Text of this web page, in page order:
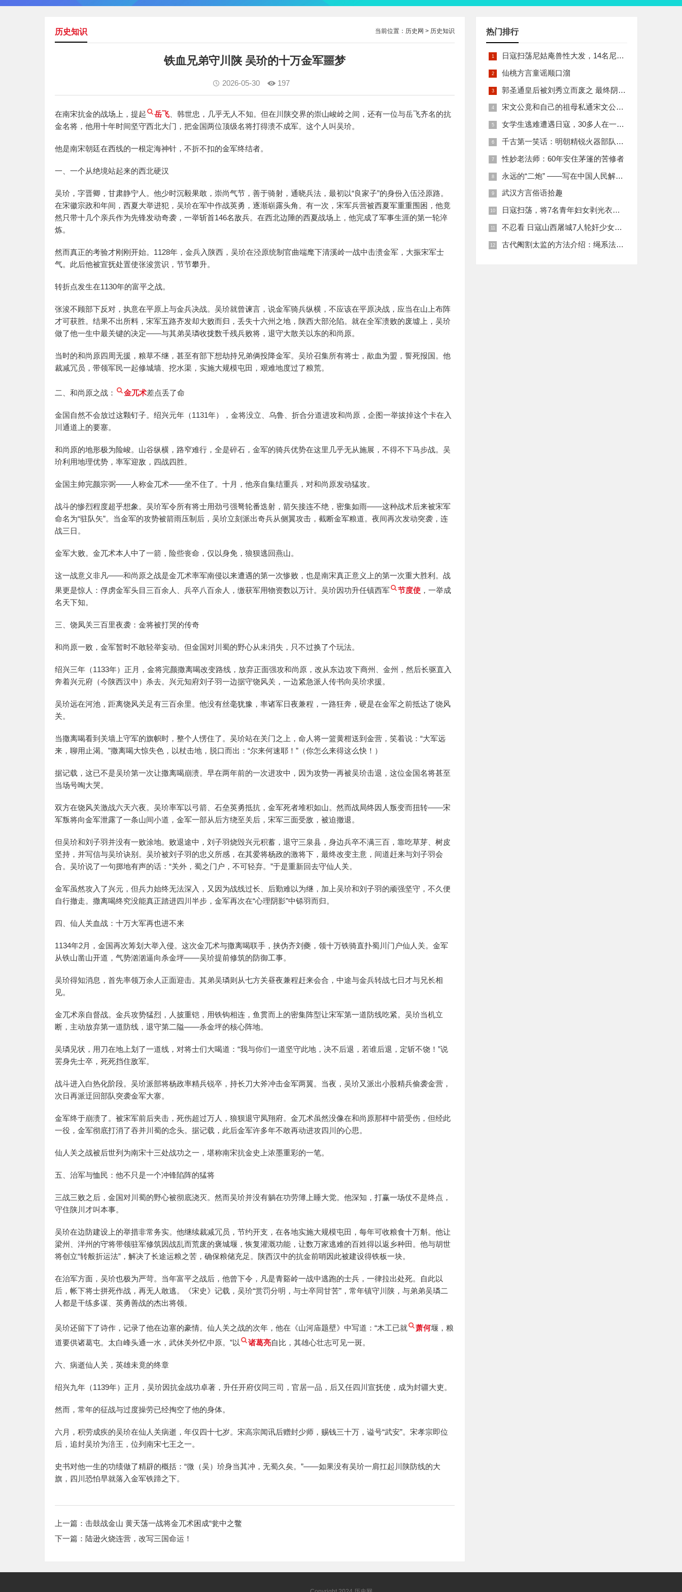
当前位置： 历史网 > 历史知识
历史知识
铁血兄弟守川陕 吴玠的十万金军噩梦
2026-05-30 197
在南宋抗金的战场上，提起 岳飞 、韩世忠，几乎无人不知。但在川陕交界的崇山峻岭之间，还有一位与岳飞齐名的抗
金名将，他用十年时间坚守西北大门，把金国两位顶级名将打得溃不成军。这个人叫吴玠。
他是南宋朝廷在西线的一根定海神针，不折不扣的金军终结者。
一、一个从绝境站起来的西北硬汉
吴玠，字晋卿，甘肃静宁人。他少时沉毅果敢，崇尚气节，善于骑射，通晓兵法，最初以“良家子”的身份入伍泾原路。
在宋徽宗政和年间，西夏大举进犯，吴玠在军中作战英勇，逐渐崭露头角。有一次，宋军兵营被西夏军重重围困，他竟
然只带十几个亲兵作为先锋发动奇袭，一举斩首146名敌兵。在西北边陲的西夏战场上，他完成了军事生涯的第一轮淬
炼。
然而真正的考验才刚刚开始。1128年，金兵入陕西，吴玠在泾原统制官曲端麾下清溪岭一战中击溃金军，大振宋军士
气。此后他被宣抚处置使张浚赏识，节节攀升。
转折点发生在1130年的富平之战。
张浚不顾部下反对，执意在平原上与金兵决战。吴玠就曾谏言，说金军骑兵纵横，不应该在平原决战，应当在山上布阵
才可获胜。结果不出所料，宋军五路齐发却大败而归，丢失十六州之地，陕西大部沦陷。就在全军溃败的废墟上，吴玠
做了他一生中最关键的决定——与其弟吴璘收拢数千残兵败将，退守大散关以东的和尚原。
当时的和尚原四周无援，粮草不继，甚至有部下想劫持兄弟俩投降金军。吴玠召集所有将士，歃血为盟，誓死报国。他
裁减冗员，带领军民一起修城墙、挖水渠，实施大规模屯田，艰难地度过了粮荒。
二、和尚原之战： 金兀术差点丢了命
金国自然不会放过这颗钉子。绍兴元年（1131年），金将没立、乌鲁、折合分道进攻和尚原，企图一举拔掉这个卡在入
川通道上的要塞。
和尚原的地形极为险峻。山谷纵横，路窄难行，全是碎石，金军的骑兵优势在这里几乎无从施展，不得不下马步战。吴
玠利用地理优势，率军迎敌，四战四胜。
金国主帅完颜宗弼——人称金兀术——坐不住了。十月，他亲自集结重兵，对和尚原发动猛攻。
战斗的惨烈程度超乎想象。吴玠军令所有将士用劲弓强弩轮番迭射，箭矢接连不绝，密集如雨——这种战术后来被宋军
命名为“驻队矢”。当金军的攻势被箭雨压制后，吴玠立刻派出奇兵从侧翼攻击，截断金军粮道。夜间再次发动突袭，连
战三日。
金军大败。金兀术本人中了一箭，险些丧命，仅以身免，狼狈逃回燕山。
这一战意义非凡——和尚原之战是金兀术率军南侵以来遭遇的第一次惨败，也是南宋真正意义上的第一次重大胜利。战
果更是惊人：俘虏金军头目三百余人、兵卒八百余人，缴获军用物资数以万计。吴玠因功升任镇西军
节度使 ，一举成
名天下知。
三、饶凤关三百里夜袭：金将被打哭的传奇
和尚原一败，金军暂时不敢轻举妄动。但金国对川蜀的野心从未消失，只不过换了个玩法。
绍兴三年（1133年）正月，金将完颜撒离喝改变路线，放弃正面强攻和尚原，改从东边攻下商州、金州，然后长驱直入
奔着兴元府（今陕西汉中）杀去。兴元知府刘子羽一边据守饶风关，一边紧急派人传书向吴玠求援。
吴玠远在河池，距离饶风关足有三百余里。他没有丝毫犹豫，率诸军日夜兼程，一路狂奔，硬是在金军之前抵达了饶风
关。
当撒离喝看到关墙上守军的旗帜时，整个人愣住了。吴玠站在关门之上，命人将一篮黄柑送到金营，笑着说：“大军远
来，聊用止渴。”撒离喝大惊失色，以杖击地，脱口而出：“尔来何速耶！”（你怎么来得这么快！）
据记载，这已不是吴玠第一次让撒离喝崩溃。早在两年前的一次进攻中，因为攻势一再被吴玠击退，这位金国名将甚至
当场号啕大哭。
双方在饶风关激战六天六夜。吴玠率军以弓箭、石垒英勇抵抗，金军死者堆积如山。然而战局终因人叛变而扭转——宋
军叛将向金军泄露了一条山间小道，金军一部从后方绕至关后，宋军三面受敌，被迫撤退。
但吴玠和刘子羽并没有一败涂地。败退途中，刘子羽烧毁兴元积蓄，退守三泉县，身边兵卒不满三百，靠吃草芽、树皮
坚持，并写信与吴玠诀别。吴玠被刘子羽的忠义所感，在其爱将杨政的激将下，最终改变主意，间道赶来与刘子羽会
合。吴玠说了一句掷地有声的话：“关外，蜀之门户，不可轻弃。”于是重新回去守仙人关。
金军虽然攻入了兴元，但兵力始终无法深入，又因为战线过长、后勤难以为继，加上吴玠和刘子羽的顽强坚守，不久便
自行撤走。撒离喝终究没能真正踏进四川半步，金军再次在“心理阴影”中铩羽而归。
四、仙人关血战：十万大军再也进不来
1134年2月，金国再次筹划大举入侵。这次金兀术与撒离喝联手，挟伪齐刘夔，领十万铁骑直扑蜀川门户仙人关。金军
从铁山凿山开道，气势汹汹逼向杀金坪——吴玠提前修筑的防御工事。
吴玠得知消息，首先率领万余人正面迎击。其弟吴璘则从七方关昼夜兼程赶来会合，中途与金兵转战七日才与兄长相
见。
金兀术亲自督战。金兵攻势猛烈，人披重铠，用铁钩相连，鱼贯而上的密集阵型让宋军第一道防线吃紧。吴玠当机立
断，主动放弃第一道防线，退守第二隘——杀金坪的核心阵地。
吴璘见状，用刀在地上划了一道线，对将士们大喝道：“我与你们一道坚守此地，决不后退，若谁后退，定斩不饶！”说
罢身先士卒，死死挡住敌军。
战斗进入白热化阶段。吴玠派部将杨政率精兵锐卒，持长刀大斧冲击金军两翼。当夜，吴玠又派出小股精兵偷袭金营，
次日再派迂回部队突袭金军大寨。
金军终于崩溃了。被宋军前后夹击，死伤超过万人，狼狈退守凤翔府。金兀术虽然没像在和尚原那样中箭受伤，但经此
一役，金军彻底打消了吞并川蜀的念头。据记载，此后金军许多年不敢再动进攻四川的心思。
仙人关之战被后世列为南宋十三处战功之一，堪称南宋抗金史上浓墨重彩的一笔。
五、治军与恤民：他不只是一个冲锋陷阵的猛将
三战三败之后，金国对川蜀的野心被彻底浇灭。然而吴玠并没有躺在功劳簿上睡大觉。他深知，打赢一场仗不是终点，
守住陕川才叫本事。
吴玠在边防建设上的举措非常务实。他继续裁减冗员，节约开支，在各地实施大规模屯田，每年可收粮食十万斛。他让
梁州、洋州的守将带领驻军修筑因战乱而荒废的褒城堰，恢复灌溉功能，让数万家逃难的百姓得以返乡种田。他与胡世
将创立“转般折运法”，解决了长途运粮之苦，确保粮储充足。陕西汉中的抗金前哨因此被建设得铁板一块。
在治军方面，吴玠也极为严苛。当年富平之战后，他曾下令，凡是青谿岭一战中逃跑的士兵，一律拉出处死。自此以
后，帐下将士拼死作战，再无人敢逃。《宋史》记载，吴玠“赏罚分明，与士卒同甘苦”，常年镇守川陕，与弟弟吴璘二
人都是干练多谋、英勇善战的杰出将领。
吴玠还留下了诗作，记录了他在边塞的豪情。仙人关之战的次年，他在《山河庙题壁》中写道：“木工已就 萧何堰，粮
道要供诸葛屯。太白峰头通一水，武休关外忆中原。”以
诸葛亮自比，其雄心壮志可见一斑。
六、病逝仙人关，英雄未竟的终章
绍兴九年（1139年）正月，吴玠因抗金战功卓著，升任开府仪同三司，官居一品，后又任四川宣抚使，成为封疆大吏。
然而，常年的征战与过度操劳已经掏空了他的身体。
六月，积劳成疾的吴玠在仙人关病逝，年仅四十七岁。宋高宗闻讯后赠封少师，赐钱三十万，谥号“武安”。宋孝宗即位
后，追封吴玠为涪王，位列南宋七王之一。
史书对他一生的功绩做了精辟的概括：“微（吴）玠身当其冲，无蜀久矣。”——如果没有吴玠一肩扛起川陕防线的大
旗，四川恐怕早就落入金军铁蹄之下。
上一篇： 击鼓战金山 黄天荡一战将金兀术困成“瓮中之鳖
下一篇： 陆逊火烧连营，改写三国命运！
热门排行
日寇扫荡尼姑庵兽性大发，14名尼姑遭玷污后集体自焚
仙桃方言童谣顺口溜
郭圣通皇后被刘秀立而废之 最终阴丽华当上了皇后 那么她的五个儿子有何结局
宋文公竟和自己的祖母私通宋文公是如何死的
女学生逃难遭遇日寇，30多人在一所小校里被集体奸淫
千古第一笑话：明朝精锐火器部队亡于一只'鸡'
性妙老法师：60年安住茅篷的苦修者
永远的“二炮” ——写在中国人民解放军火箭军组建之际
武汉方言俗语拾趣
日寇扫荡，将7名青年妇女剥光衣裤在庙前糟蹋
不忍看 日寇山西屠城7人轮奸少女后揪双腿活活分尸
古代阉割太监的方法介绍：绳系法与揉捏法